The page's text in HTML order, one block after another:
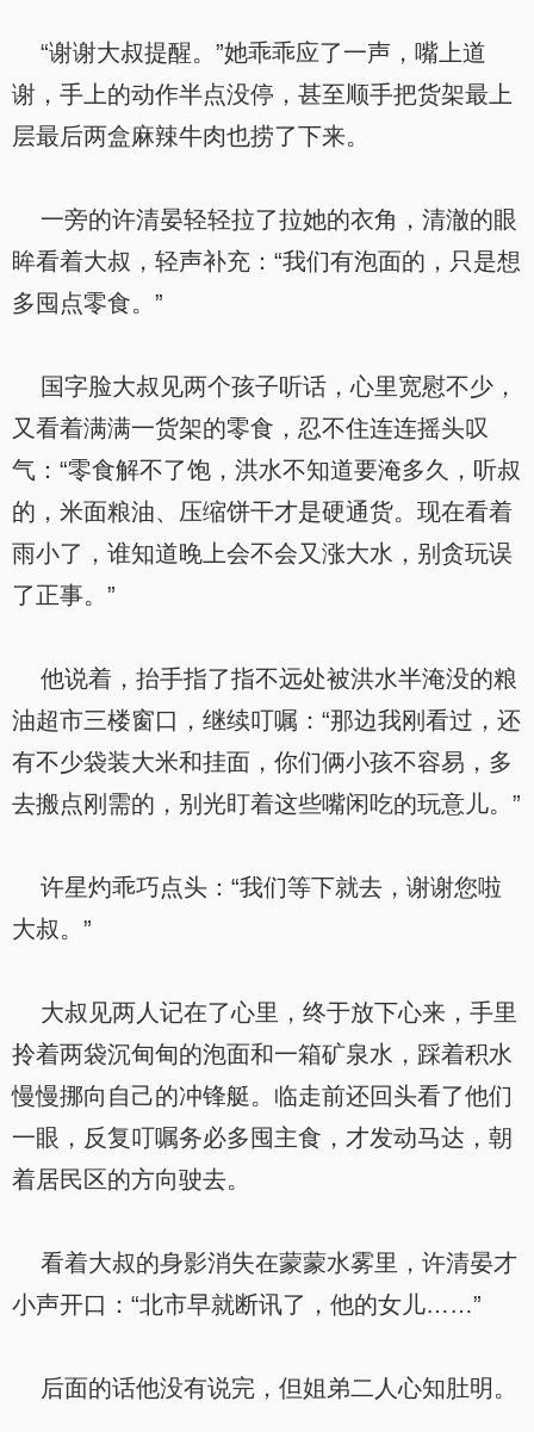
“谢谢大叔提醒。”她乖乖应了一声，嘴上道
谢，手上的动作半点没停，甚至顺手把货架最上
层最后两盒麻辣牛肉也捞了下来。
一旁的许清晏轻轻拉了拉她的衣角，清澈的眼
眸看着大叔，轻声补充：“我们有泡面的，只是想
多囤点零食。”
国字脸大叔见两个孩子听话，心里宽慰不少，
又看着满满一货架的零食，忍不住连连摇头叹
气：“零食解不了饱，洪水不知道要淹多久，听叔
的，米面粮油、压缩饼干才是硬通货。现在看着
雨小了，谁知道晚上会不会又涨大水，别贪玩误
了正事。”
他说着，抬手指了指不远处被洪水半淹没的粮
油超市三楼窗口，继续叮嘱：“那边我刚看过，还
有不少袋装大米和挂面，你们俩小孩不容易，多
去搬点刚需的，别光盯着这些嘴闲吃的玩意儿。”
许星灼乖巧点头：“我们等下就去，谢谢您啦
大叔。”
大叔见两人记在了心里，终于放下心来，手里
拎着两袋沉甸甸的泡面和一箱矿泉水，踩着积水
慢慢挪向自己的冲锋艇。临走前还回头看了他们
一眼，反复叮嘱务必多囤主食，才发动马达，朝
着居民区的方向驶去。
看着大叔的身影消失在蒙蒙水雾里，许清晏才
小声开口：“北市早就断讯了，他的女儿……”
后面的话他没有说完，但姐弟二人心知肚明。